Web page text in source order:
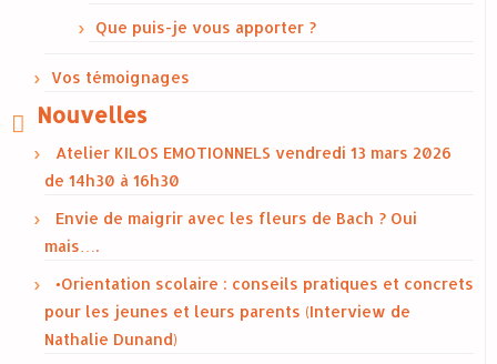
Que puis-je vous apporter ?
Vos témoignages
Nouvelles
Atelier KILOS EMOTIONNELS vendredi 13 mars 2026
de 14h30 à 16h30
Envie de maigrir avec les fleurs de Bach ? Oui
mais….
•Orientation scolaire : conseils pratiques et concrets
pour les jeunes et leurs parents (Interview de
Nathalie Dunand)